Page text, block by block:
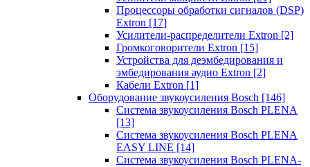
Процессоры обработки сигналов (DSP)
Extron [17]
Усилители-распределители Extron [2]
Громкоговорители Extron [15]
Устройства для деэмбедирования и
эмбедирования аудио Extron [2]
Кабели Extron [1]
Оборудование звукоусиления Bosch [146]
Система звукоусиления Bosch PLENA
[13]
Система звукоусиления Bosch PLENA
EASY LINE [14]
Система звукоусиления Bosch PLENA-